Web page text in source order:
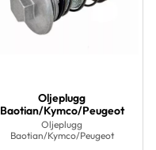
Oljeplugg
Baotian/Kymco/Peugeot
Oljeplugg
Baotian/Kymco/Peugeot